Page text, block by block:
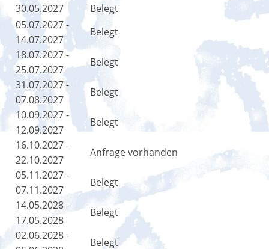
30.05.2027
Belegt
05.07.2027 -
14.07.2027
Belegt
18.07.2027 -
25.07.2027
Belegt
31.07.2027 -
07.08.2027
Belegt
10.09.2027 -
12.09.2027
Belegt
16.10.2027 -
22.10.2027
Anfrage vorhanden
05.11.2027 -
07.11.2027
Belegt
14.05.2028 -
17.05.2028
Belegt
02.06.2028 -
Belegt